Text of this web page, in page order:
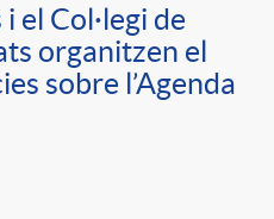
el Col·legi de
organitzen el
sobre l’Agenda